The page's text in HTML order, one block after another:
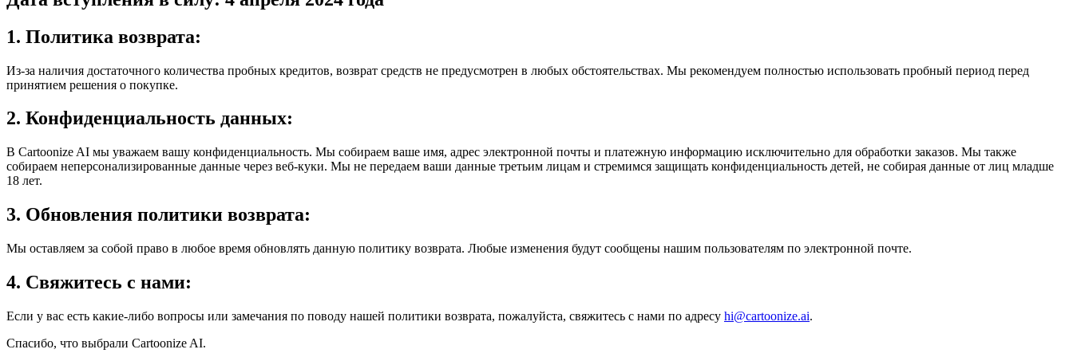
1. Политика возврата:
Из-за наличия достаточного количества пробных кредитов, возврат средств не предусмотрен в любых обстоятельствах. Мы рекомендуем полностью использовать пробный период перед
принятием решения о покупке.
2. Конфиденциальность данных:
В Cartoonize AI мы уважаем вашу конфиденциальность. Мы собираем ваше имя, адрес электронной почты и платежную информацию исключительно для обработки заказов. Мы также
собираем неперсонализированные данные через веб-куки. Мы не передаем ваши данные третьим лицам и стремимся защищать конфиденциальность детей, не собирая данные от лиц младше
18 лет.
3. Обновления политики возврата:
Мы оставляем за собой право в любое время обновлять данную политику возврата. Любые изменения будут сообщены нашим пользователям по электронной почте.
4. Свяжитесь с нами:
Если у вас есть какие-либо вопросы или замечания по поводу нашей политики возврата, пожалуйста, свяжитесь с нами по адресу hi@cartoonize.ai.
Спасибо, что выбрали Cartoonize AI.